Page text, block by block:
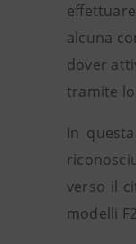
alcuna
dover
tramite
In
verso il
modelli